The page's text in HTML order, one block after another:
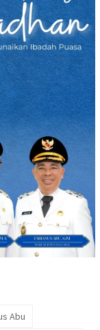
Abu